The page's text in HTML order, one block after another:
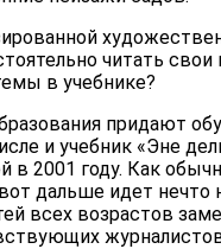
читать
в учебнике?
придают
и учебник «Эне
в 2001 году. Как
дальше идет
всех возрастов